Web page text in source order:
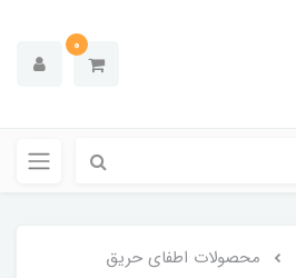
0
محصولات اطفای حریق